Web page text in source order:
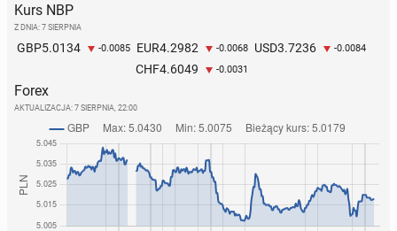
Kurs NBP
Z DNIA: 7 SIERPNIA
GBP5.0134 -0.0085 EUR4.2982 -0.0068 USD3.7236 -0.0084
CHF4.6049 -0.0031
Forex
AKTUALIZACJA: 7 SIERPNIA, 22:00